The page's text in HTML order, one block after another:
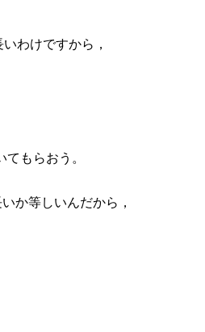
いわけですから，
もらおう。
か等しいんだから，